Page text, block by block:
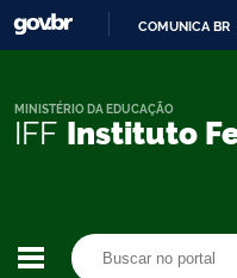
COMUNICA BR
IFF Instituto
MINISTÉRIO DA EDUCAÇÃO